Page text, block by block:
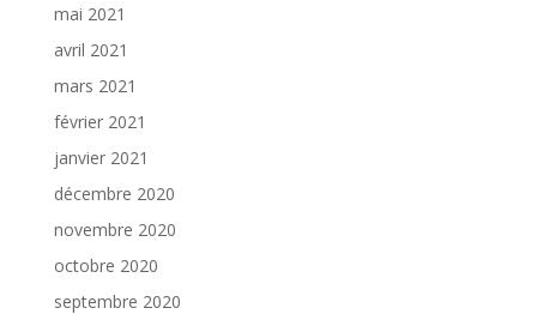
mai 2021
avril 2021
mars 2021
février 2021
janvier 2021
décembre 2020
novembre 2020
octobre 2020
septembre 2020